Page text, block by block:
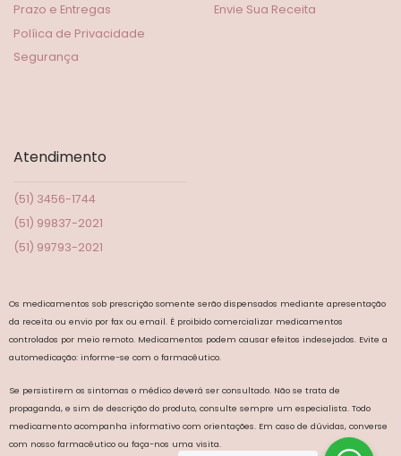
Prazo e Entregas
Políica de Privacidade
Segurança
Envie Sua Receita
Atendimento
(51) 3456-1744
(51) 99837-2021
(51) 99793-2021
Os medicamentos sob prescrição somente serão dispensados mediante apresentação
da receita ou envio por fax ou email. É proibido comercializar medicamentos
controlados por meio remoto. Medicamentos podem causar efeitos indesejados. Evite a
automedicação: informe-se com o farmacêutico.
Se persistirem os sintomas o médico deverá ser consultado. Não se trata de
propaganda, e sim de descrição do produto, consulte sempre um especialista. Todo
medicamento acompanha informativo com orientações. Em caso de dúvidas, converse
com nosso farmacêutico ou faça-nos uma visita.